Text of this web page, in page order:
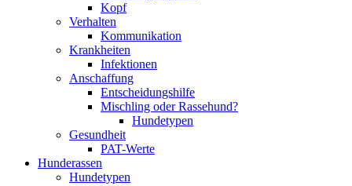
Kopf
Verhalten
Kommunikation
Krankheiten
Infektionen
Anschaffung
Entscheidungshilfe
Mischling oder Rassehund?
Hundetypen
Gesundheit
PAT-Werte
Hunderassen
Hundetypen